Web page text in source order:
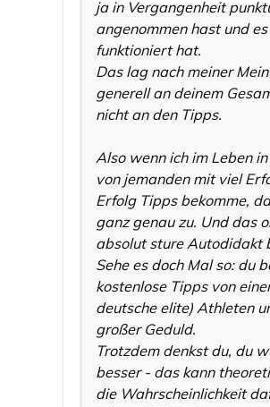
ja in Vergangenheit
angenommen hast und
funktioniert hat.
Das lag nach meiner
generell an deinem
nicht an den Tipps.
Also wenn ich im Leben
von jemanden mit viel
Erfolg Tipps bekomme,
ganz genau zu. Und das
absolut sture Autodidakt
Sehe es doch Mal so: du
kostenlose Tipps von
deutsche elite) Athleten
großer Geduld.
Trotzdem denkst du, du
besser - das kann
die Wahrscheinlichkeit